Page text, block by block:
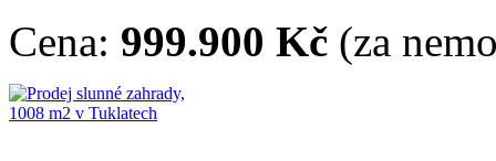
Cena: 999.900 Kč (za